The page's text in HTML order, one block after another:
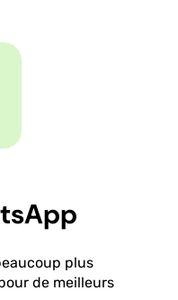
plus
de meilleurs